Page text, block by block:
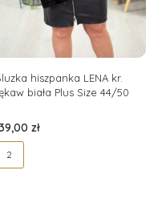
hiszpanka LENA kr.
biała Plus Size 44/50
zł
2